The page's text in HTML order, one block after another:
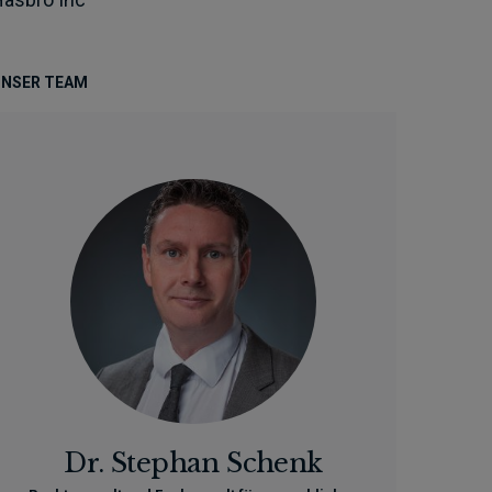
TEAM
Dr. Stephan Schenk